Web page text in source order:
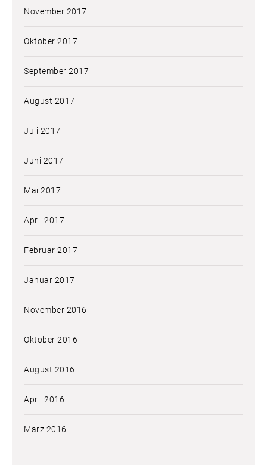
November 2017
Oktober 2017
September 2017
August 2017
Juli 2017
Juni 2017
Mai 2017
April 2017
Februar 2017
Januar 2017
November 2016
Oktober 2016
August 2016
April 2016
März 2016